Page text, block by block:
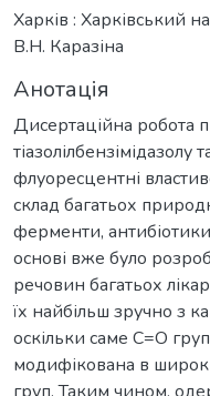
Харків : Харківський
В.Н. Каразіна
Анотація
Дисертаційна робота
флуоресцентні
склад багатьох
ферменти,
основі вже було
речовин багатьох
їх найбільш зручно з
оскільки саме С=О
модифікована в